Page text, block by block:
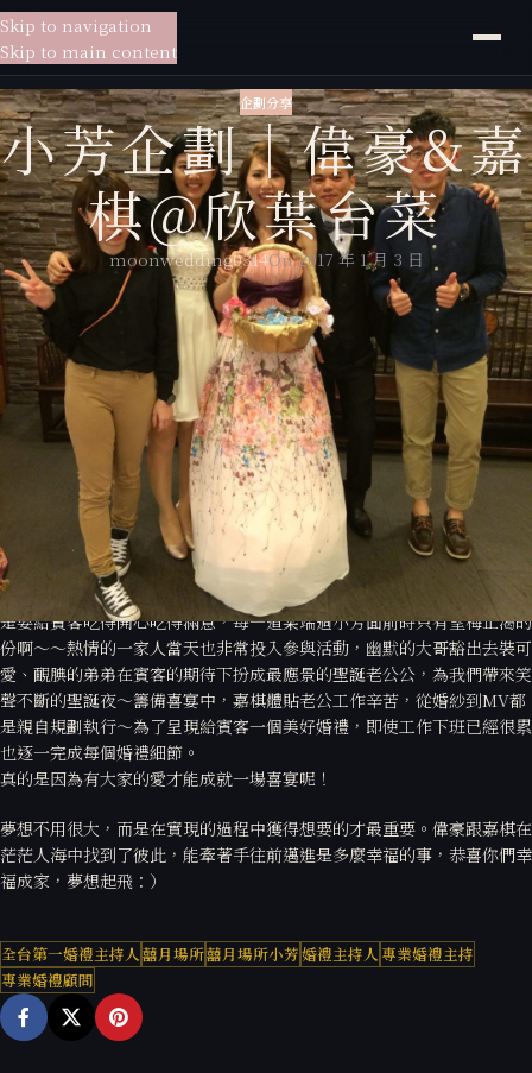
貳月婚紗
Skip to navigation
Skip to main content
企劃分享
小芳企劃｜偉豪&嘉
棋@欣葉台菜
moonwedding0314On 2017 年 1 月 3 日
你/妳的夢想是什麼？
在人生每個階段都有新的夢想，也許是出國唸書、也許是環遊世界、也許
是擁有一間自己的餐廳，在前往夢想的路上，會一切順利、會困難重重，
即使未知，再辛苦都要去克服面對，才有稱作夢想的價值。
偉豪跟嘉棋在自己的人生規劃中，他們各自擁有不同的夢想，一個想要到
世界各地增進廚藝以後開間自己的餐廳，一個想要到世界各地去看看認識
新的事物。但有時候總會因為現實的考驗計畫趕不上變化。他們在相遇之
前，總是習慣獨自面對，在一起後，慢慢學會為彼此保留一個位置。曾經
猶豫不決的腳步，在確定彼此未來藍圖裡都有自己時，這一次他們不把幸
福延期，要讓共度未來的夢想從此刻開始實現。
偉豪一家都是大廚級的人物呢！喜宴當天的菜色都是爸爸用心開立的，就
是要給賓客吃得開心吃得滿意，每一道菜端過小芳面前時只有望梅止渴的
份啊～～熱情的一家人當天也非常投入參與活動，幽默的大哥豁出去裝可
愛、靦腆的弟弟在賓客的期待下扮成最應景的聖誕老公公，為我們帶來笑
聲不斷的聖誕夜～籌備喜宴中，嘉棋體貼老公工作辛苦，從婚紗到MV都
是親自規劃執行～為了呈現給賓客一個美好婚禮，即使工作下班已經很累
也逐一完成每個婚禮細節。
真的是因為有大家的愛才能成就一場喜宴呢！
夢想不用很大，而是在實現的過程中獲得想要的才最重要。偉豪跟嘉棋在
茫茫人海中找到了彼此，能牽著手往前邁進是多麼幸福的事，恭喜你們幸
福成家，夢想起飛：）
全台第一婚禮主持人囍月場所囍月場所小芳婚禮主持人專業婚禮主持
專業婚禮顧問